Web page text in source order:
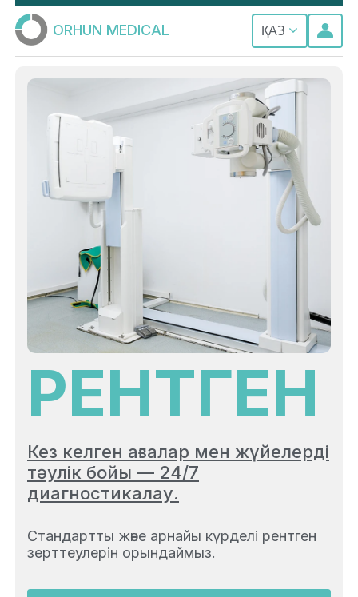
ORHUN MEDICAL ҚАЗ
РЕНТГЕН
Кез келген ағзалар мен жүйелерді
тәулік бойы — 24/7
диагностикалау.
Стандартты және арнайы күрделі рентген
зерттеулерін орындаймыз.